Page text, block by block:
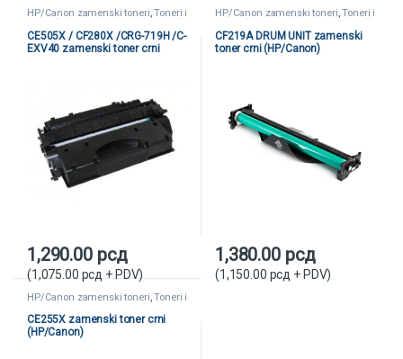
HP/Canon zamenski toneri,Toneri i
CE505X / CF280X /CRG-719H /C-
EXV40 zamenski toner crni
1,290.00 рсд
(1,075.00 рсд + PDV)
HP/Canon zamenski toneri,Toneri i
CF219A DRUM UNIT zamenski
toner crni (HP/Canon)
1,380.00 рсд
(1,150.00 рсд + PDV)
HP/Canon zamenski toneri,Toneri i
kertridži
Zamenski toneri i kertridži
CE255X zamenski toner crni
(HP/Canon)